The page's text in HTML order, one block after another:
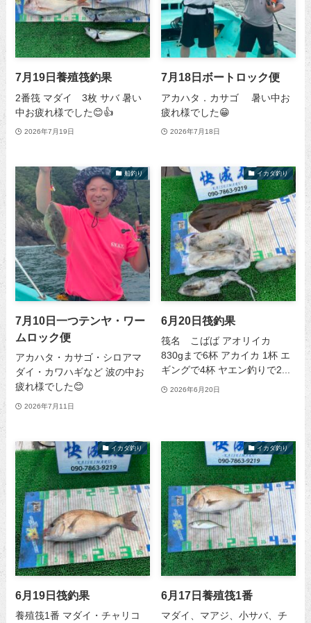
7月19日養殖筏釣果
2番筏 マダイ 3枚 サバ 暑い
中お疲れ様でした😊👍
2026年7月19日
7月18日ボートロック便
アカハタ．カサゴ 暑い中お
疲れ様でした😁
2026年7月18日
船釣り
7月10日一つテンヤ・ワー
ムロック便
アカハタ・カサゴ・シロアマ
ダイ・カワハギなど 波の中お
疲れ様でした😊
2026年7月11日
イカダ釣り
6月20日筏釣果
筏名 こばば アオリイカ
830gまで6杯 アカイカ 1杯 エ
ギングで4杯 ヤエン釣りで2...
2026年6月20日
イカダ釣り
6月19日筏釣果
養殖筏1番 マダイ・チャリコ
イカダ釣り
6月17日養殖筏1番
マダイ、マアジ、小サバ、チ